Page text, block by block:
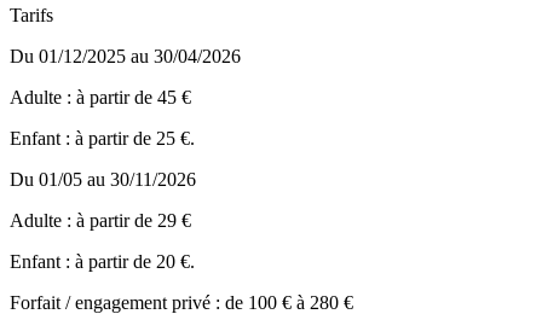
Tarifs
Du 01/12/2025 au 30/04/2026
Adulte : à partir de 45 €
Enfant : à partir de 25 €.
Du 01/05 au 30/11/2026
Adulte : à partir de 29 €
Enfant : à partir de 20 €.
Forfait / engagement privé : de 100 € à 280 €